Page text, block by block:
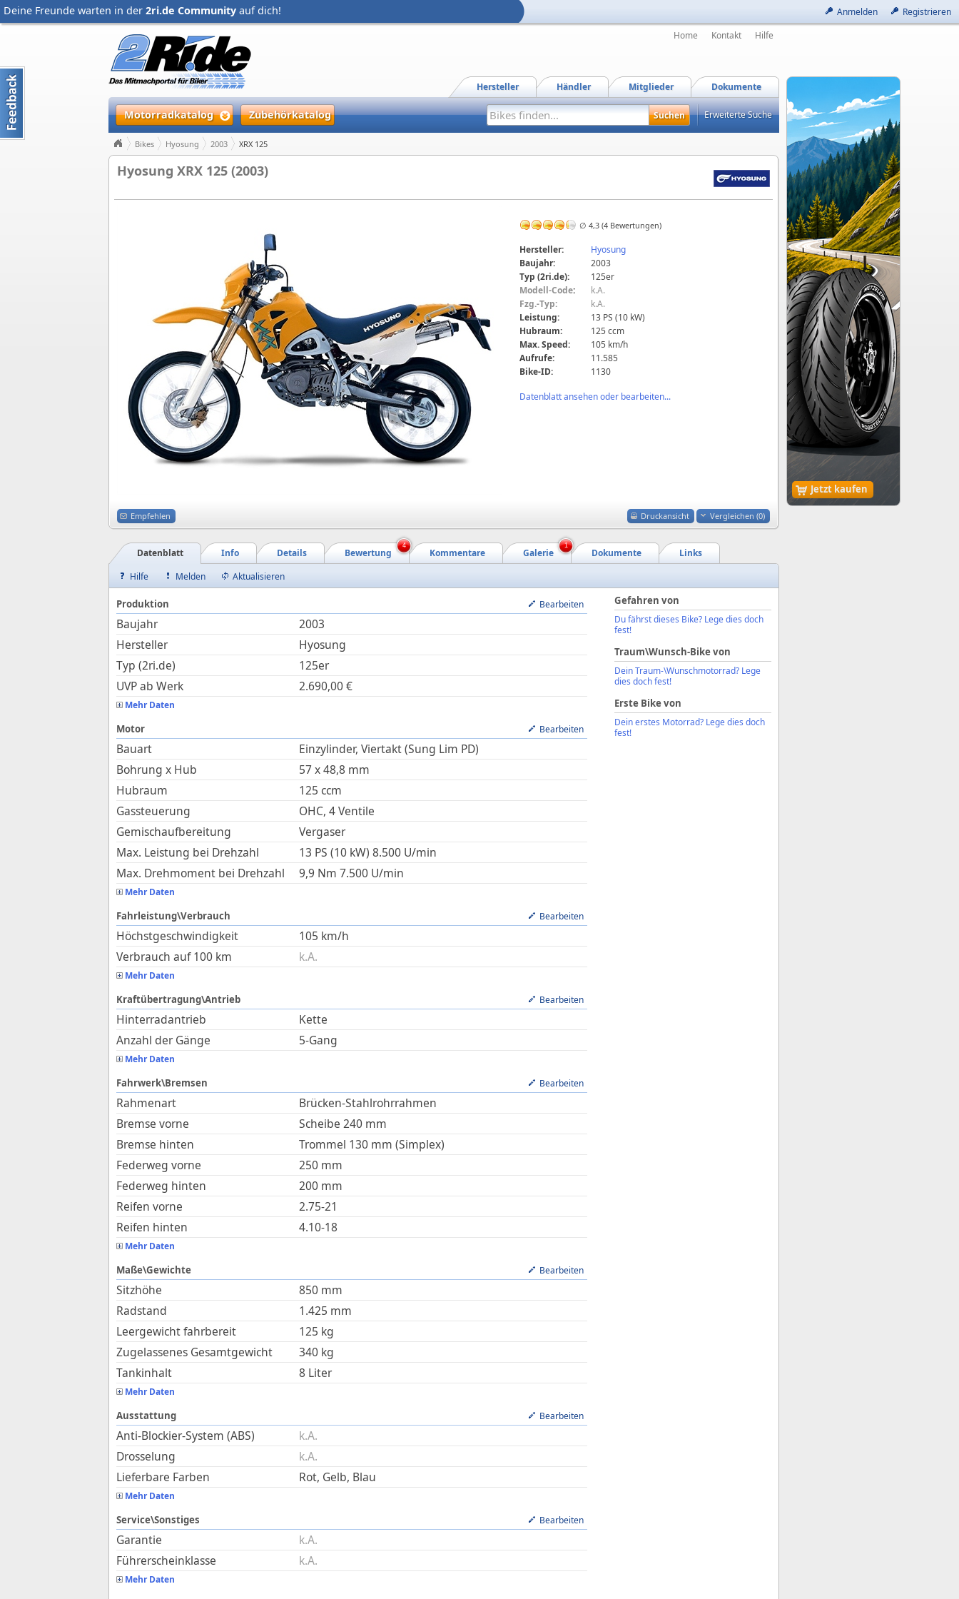
Anmelden Registrieren
Deine Freunde warten in der 2ri.de Community auf dich!
Jetzt kaufen
Home Kontakt Hilfe
Dokumente
Mitglieder
Händler
Hersteller
Motorradkatalog Zubehörkatalog Erweiterte Suche
Bikes Hyosung 2003 XRX 125
Hyosung XRX 125 (2003)
∅ 4,3 (4 Bewertungen)
Hersteller:
Hyosung
Baujahr:
2003
Typ (2ri.de):
125er
Modell-Code:
k.A.
Fzg.-Typ:
k.A.
Leistung:
13 PS (10 kW)
Hubraum:
125 ccm
Max. Speed:
105 km/h
Aufrufe:
11.585
Bike-ID:
1130
Datenblatt ansehen oder bearbeiten...
Druckansicht Vergleichen (0)
Empfehlen
Links
Dokumente
Galerie
Kommentare
Bewertung
Details
Info
Datenblatt
4 1
Hilfe Melden Aktualisieren
Produktion Bearbeiten
Baujahr
2003
Hersteller
Hyosung
Typ (2ri.de)
125er
UVP ab Werk
2.690,00€
Mehr Daten
Motor Bearbeiten
Bauart
Einzylinder, Viertakt (Sung Lim PD)
Bohrung x Hub
57x48,8 mm
Hubraum
125 ccm
Gassteuerung
OHC, 4 Ventile
Gemischaufbereitung
Vergaser
Max. Leistung bei Drehzahl
13 PS (10 kW) 8.500 U/min
Max. Drehmoment bei Drehzahl
9,9 Nm 7.500 U/min
Mehr Daten
Fahrleistung\Verbrauch Bearbeiten
Höchstgeschwindigkeit 105 km/h
Verbrauch auf 100 km
k.A.
Mehr Daten
Kraftübertragung\Antrieb Bearbeiten
Hinterradantrieb
Kette
Anzahl der Gänge
5-Gang
Mehr Daten
Fahrwerk\Bremsen Bearbeiten
Rahmenart
Brücken-Stahlrohrrahmen
Bremse vorne
Scheibe 240 mm
Bremse hinten
Trommel 130 mm (Simplex)
Federweg vorne
250 mm
Federweg hinten
200 mm
Reifen vorne
2.75-21
Reifen hinten
4.10-18
Mehr Daten
Maße\Gewichte Bearbeiten
Sitzhöhe 850 mm
Radstand
1.425 mm
Leergewicht fahrbereit
125 kg
Zugelassenes Gesamtgewicht
340 kg
Tankinhalt
8 Liter
Mehr Daten
Ausstattung Bearbeiten
Anti-Blockier-System (ABS)
k.A.
Drosselung
k.A.
Lieferbare Farben
Rot, Gelb, Blau
Mehr Daten
Service\Sonstiges Bearbeiten
Garantie
k.A.
Führerscheinklasse
k.A.
Mehr Daten
Gefahren von
Du fährst dieses Bike? Lege dies doch
fest!
Traum\Wunsch-Bike von
Dein Traum-\Wunschmotorrad? Lege
dies doch fest!
Erste Bike von
Dein erstes Motorrad? Lege dies doch
fest!